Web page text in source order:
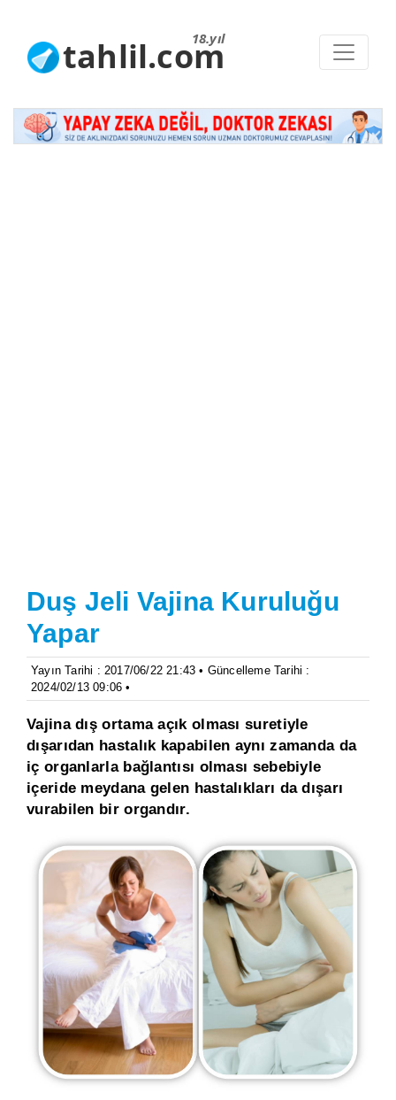
18.yıl
tahlil.com
Duş Jeli Vajina Kuruluğu
Yapar
Yayın Tarihi : 2017/06/22 21:43 • Güncelleme Tarihi :
2024/02/13 09:06 •
Vajina dış ortama açık olması suretiyle
dışarıdan hastalık kapabilen aynı zamanda da
iç organlarla bağlantısı olması sebebiyle
içeride meydana gelen hastalıkları da dışarı
vurabilen bir organdır.